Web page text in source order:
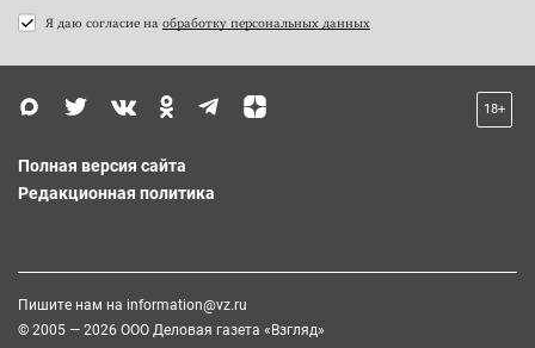
Я даю согласие на обработку персональных данных
18+
Полная версия сайта
Редакционная политика
Пишите нам на information@vz.ru
© 2005 — 2026 ООО Деловая газета «Взгляд»